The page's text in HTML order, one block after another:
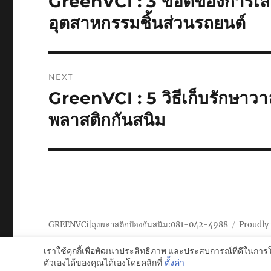
post:
อุตสาหกรรมชิ้นส่วนรถยนต์
NEXT
Next
post:
GreenVCI : 5 วิธีเก็บรักษาว
พลาสติกกันสนิม
GREENVCi|ถุงพลาสติกป้องกันสนิม:081-042-4988 Proudly
เราใช้คุกกี้เพื่อพัฒนาประสิทธิภาพ และประสบการณ์ที่ดีในกา
ตัวเองได้ของคุณได้เองโดยคลิกที่ ตั้งค่า